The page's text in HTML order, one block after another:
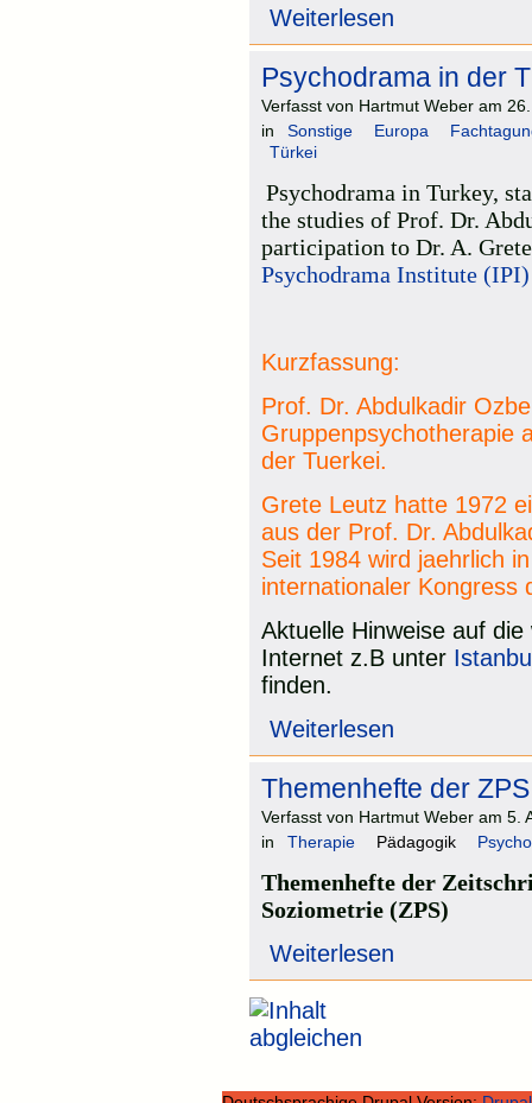
Weiterlesen
Psychodrama in der
Verfasst von Hartmut Weber am
in
Sonstige Europa
Türkei
Psychodrama in Turkey,
the studies of Prof. Dr.
participation to Dr. A.
Psychodrama Institute (IPI)
Kurzfassung:
Prof. Dr. Abdulkadir
Gruppenpsychotherapie
der Tuerkei.
Grete Leutz hatte 1972
aus der Prof. Dr.
Seit 1984 wird jaehrlich
internationaler Kongress
Aktuelle Hinweise auf
Internet z.B unter
finden.
Weiterlesen
Themenhefte der ZPS
Verfasst von Hartmut Weber am 5.
in
Therapie Pädagogik
Themenhefte der
Soziometrie (ZPS)
Weiterlesen